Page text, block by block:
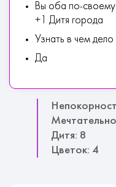
Вы оба по-
+1 Дитя города
Узнать в чем
Да
Дитя: 8
Цветок: 4